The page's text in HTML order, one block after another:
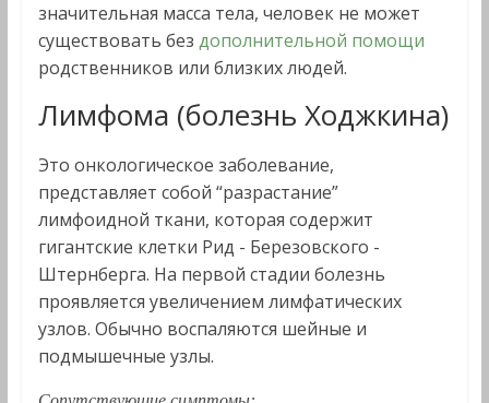
значительная масса тела, человек не может
существовать без дополнительной помощи
родственников или близких людей.
Лимфома (болезнь Ходжкина)
Это онкологическое заболевание,
представляет собой “разрастание”
лимфоидной ткани, которая содержит
гигантские клетки Рид - Березовского -
Штернберга. На первой стадии болезнь
проявляется увеличением лимфатических
узлов. Обычно воспаляются шейные и
подмышечные узлы.